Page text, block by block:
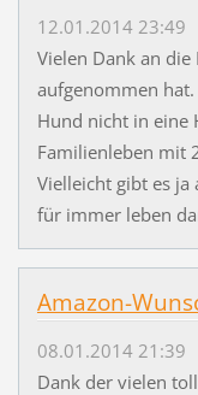
12.01.2014 23:49
Vielen Dank an
aufgenommen
Hund nicht in eine
Familienleben mit
Vielleicht gibt es
für immer leben
Amazon-
08.01.2014 21:39
Dank der vielen